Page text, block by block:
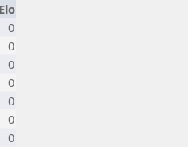
Elo
0
0
0
0
0
0
0